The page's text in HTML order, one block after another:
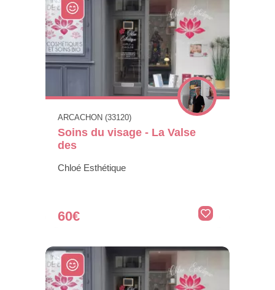
ARCACHON (33120)
Soins du visage - La Valse
des
Chloé Esthétique
60€